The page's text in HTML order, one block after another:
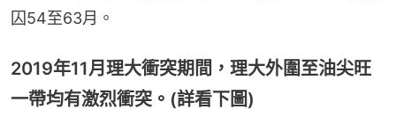
囚54至63月。
2019年11月理大衝突期間，理大外圍至油尖旺
一帶均有激烈衝突。(詳看下圖)